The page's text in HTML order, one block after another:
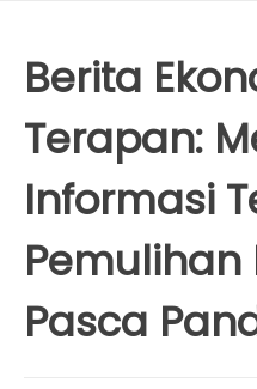
Berita
Terapan:
Informasi
Pemulihan
Pasca